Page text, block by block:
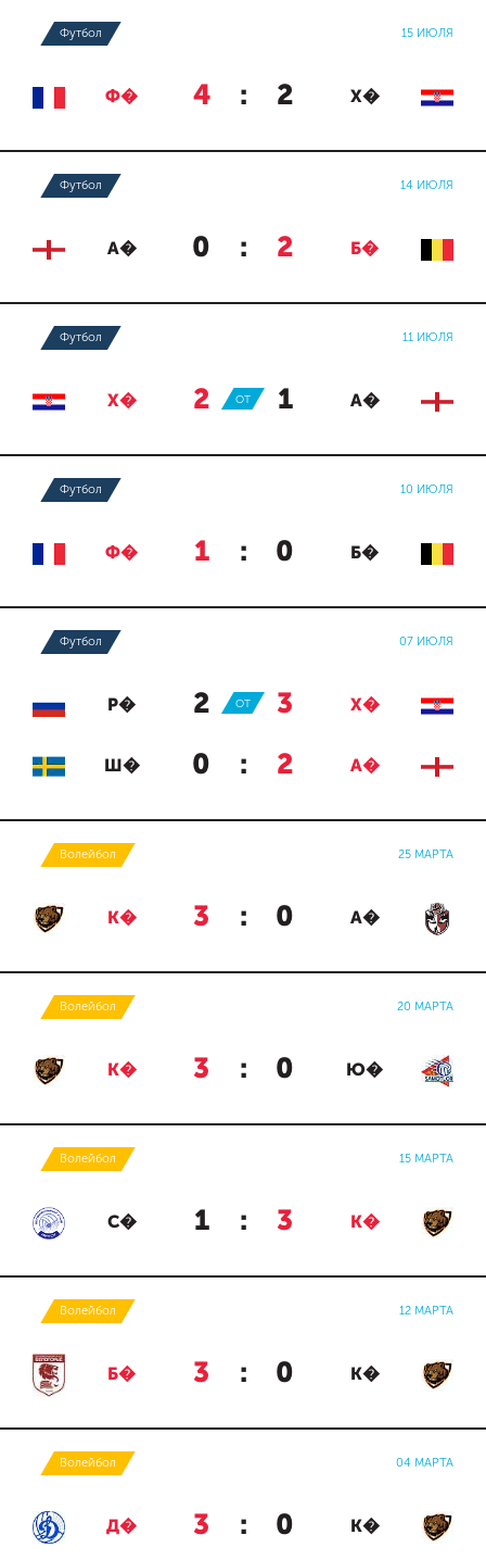
Футбол 15 ИЮЛЯ
Ф� 4 : 2 Х�
Футбол 14 ИЮЛЯ
А� 0 : 2 Б�
Футбол 11 ИЮЛЯ
Х� 2 : 1 А�
ОТ
Футбол 10 ИЮЛЯ
Ф� 1 : 0 Б�
Футбол 07 ИЮЛЯ
Р� 2 : 3 Х�
ОТ
Ш� 0 : 2 А�
Волейбол 25 МАРТА
К� 3 : 0 А�
Волейбол 20 МАРТА
К� 3 : 0 Ю�
Волейбол 15 МАРТА
С� 1 : 3 К�
Волейбол 12 МАРТА
Б� 3 : 0 К�
Волейбол 04 МАРТА
Д� 3 : 0 К�